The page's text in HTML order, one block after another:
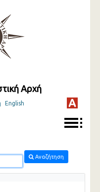
Αρχή
English
Αναζήτηση